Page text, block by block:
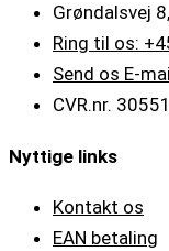
Grøndalsvej
Ring til os:
Send os E-
CVR.nr.
Nyttige links
Kontakt os
EAN betaling